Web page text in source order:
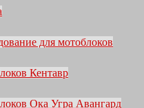
для мотоблоков
Кентавр
Ока Угра Авангард